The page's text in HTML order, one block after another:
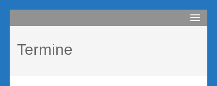
Inhalt
(Enter
drücken)
compurem
Termine